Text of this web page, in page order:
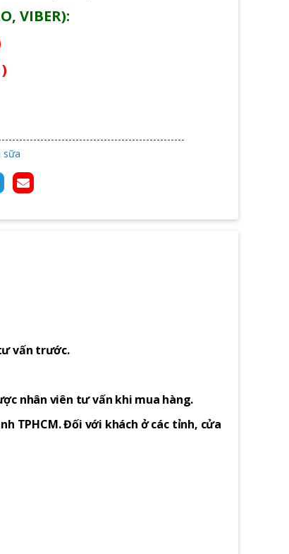
VIBER):
sữa
vấn trước.
nhân viên tư vấn khi mua hàng.
TPHCM. Đối với khách ở các tỉnh, cửa